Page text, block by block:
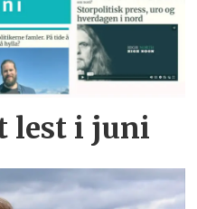
lest i juni